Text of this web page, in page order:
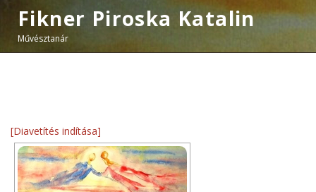
Fikner Piroska Katalin
Művésztanár
[Diavetítés indítása]